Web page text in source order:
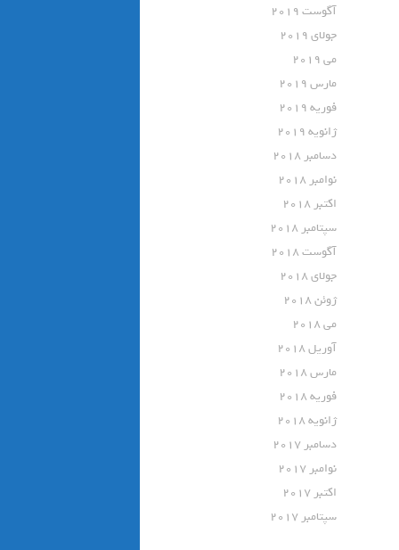
آگوست 2019
جولای 2019
می 2019
مارس 2019
فوریه 2019
ژانویه 2019
دسامبر 2018
نوامبر 2018
اکتبر 2018
سپتامبر 2018
آگوست 2018
جولای 2018
ژوئن 2018
می 2018
آوریل 2018
مارس 2018
فوریه 2018
ژانویه 2018
دسامبر 2017
نوامبر 2017
اکتبر 2017
سپتامبر 2017